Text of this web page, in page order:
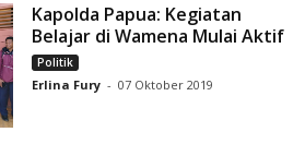
Kapolda Papua: Kegiatan
Belajar di Wamena Mulai Aktif
Politik
Erlina Fury - 07 Oktober 2019